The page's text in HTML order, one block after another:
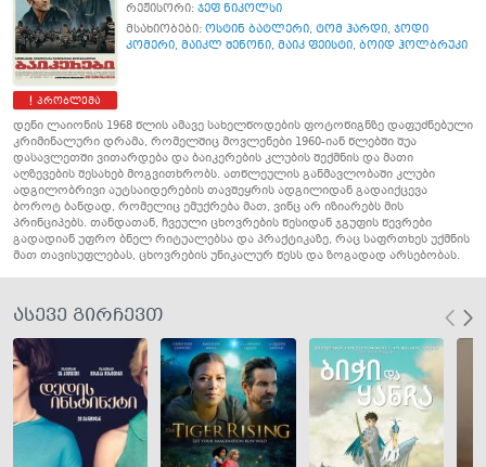
პრობლემა
რეჟისორი: ჯეფ ნიკოლსი
მსახიობები: ოსტინ ბატლერი, ტომ ჰარდი, ჯოდი
კომერი, მაიკლ შენონი, მაიკ ფეისტი, ბოიდ ჰოლბრუკი
დენი ლაიონის 1968 წლის ამავე სახელწოდების ფოტოწიგნზე დაფუძნებული
კრიმინალური დრამა, რომელშიც მოვლენები 1960-იან წლებში შუა
დასავლეთში ვითარდება და ბაიკერების კლუბის შექმნის და მათი
აღზევების შესახებ მოგვითხრობს. ათწლეულის განმავლობაში კლუბი
ადგილობრივი აუტსაიდერების თავშეყრის ადგილიდან გადაიქცევა
ბოროტ ბანდად, რომელიც ემუქრება მათ, ვინც არ იზიარებს მის
პრინციპებს. თანდათან, ჩვეული ცხოვრების წესიდან ჯგუფის წევრები
გადადიან უფრო ბნელ რიტუალებსა და პრაქტიკაზე, რაც საფრთხეს უქმნის
მათ თავისუფლებას, ცხოვრების უნიკალურ წესს და ზოგადად არსებობას.
ასევე გირჩევთ